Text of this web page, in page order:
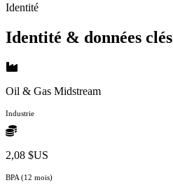
Identité
Identité & données clés
Oil & Gas Midstream
Industrie
2,08 $US
BPA (12 mois)